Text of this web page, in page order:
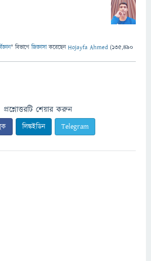
" বিভাগে জিজ্ঞাসাকরেছেনHojayfa Ahmed (135,490
প্রশ্নোত্তরটি শেয়ার করুন
লিঙ্কইডিন Telegram